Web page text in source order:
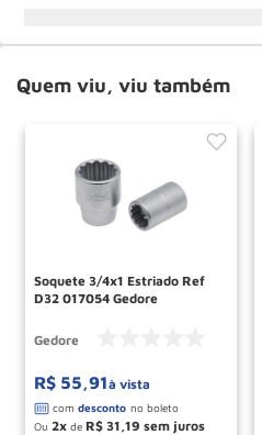
Quem viu, viu também
Soquete 3/4x1 Estriado Ref
D32 017054 Gedore
Gedore
R$ 55 91à vista
Ou 2 de R$ 31 19